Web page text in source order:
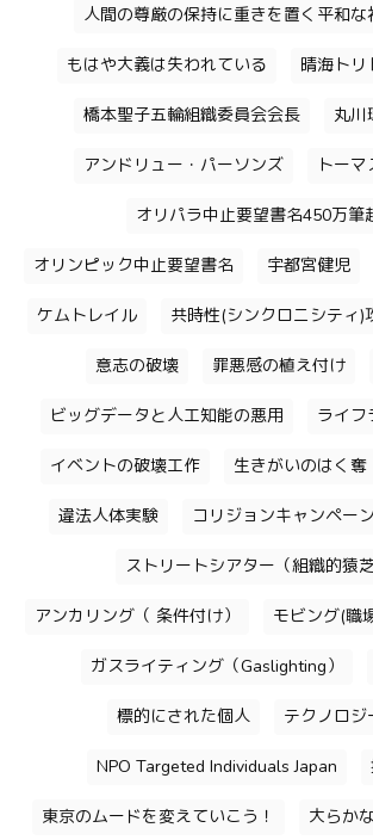
人間の尊厳の保持に重きを置く平和な
もはや大義は失われている 晴海トリ
橋本聖子五輪組織委員会会長 丸川
アンドリュー・パーソンズ トー
オリパラ中止要望書名450万筆
オリンピック中止要望書名 宇都宮健児
ケムトレイル 共時性(シンクロニシティ)
意志の破壊 罪悪感の植え付け
ビッグデータと人工知能の悪用 ライフ
イベントの破壊工作 生きがいのはく奪
違法人体実験 コリジョンキャンペー
ストリートシアター（組織的猿芝
アンカリング（ 条件付け） モビング(職
ガスライティング（Gaslighting）
標的にされた個人 テクノロジ
NPO Targeted Individuals Japan
東京のムードを変えていこう！ 大らか